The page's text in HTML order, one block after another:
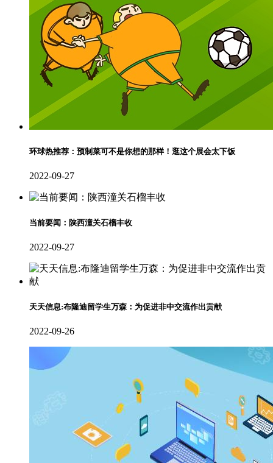
环球热推荐：预制菜可不是你想的那样！逛这个展会太下饭
2022-09-27
当前要闻：陕西潼关石榴丰收
2022-09-27
天天信息:布隆迪留学生万森：为促进非中交流作出贡献
2022-09-26